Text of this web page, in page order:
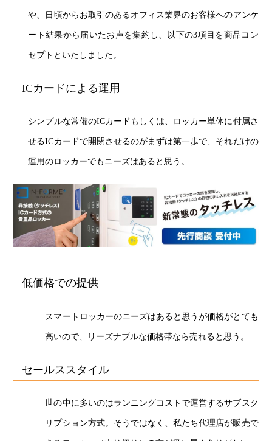
や、日頃からお取引のあるオフィス業界のお客様へのアンケ
ート結果から届いたお声を集約し、以下の3項目を商品コン
セプトといたしました。
ICカードによる運用
シンプルな常備のICカードもしくは、ロッカー単体に付属さ
せるICカードで開閉させるのがまずは第一歩で、それだけの
運用のロッカーでもニーズはあると思う。
低価格での提供
スマートロッカーのニーズはあると思うが価格がとても
高いので、リーズナブルな価格帯なら売れると思う。
セールススタイル
世の中に多いのはランニングコストで運営するサブスク
リプション方式。そうではなく、私たち代理店が販売で